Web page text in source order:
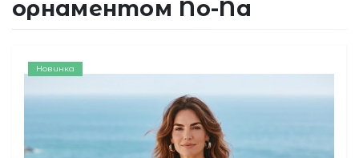
орнаментом No-Na
Новинка